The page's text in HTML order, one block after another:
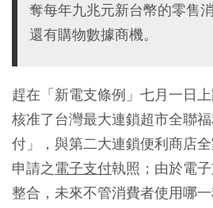
奪每年九兆元新台幣的零售
還有購物數據商機。
趕在「新電支條例」七月一日
核准了台灣最大連鎖超市全聯
付」，與第二大連鎖便利商店
申請之電子支付執照；由於電
整合，未來不管消費者使用哪